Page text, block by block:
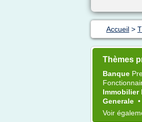
Accueil >
Thèmes
Banque
Immobilier
Generale •
Voir